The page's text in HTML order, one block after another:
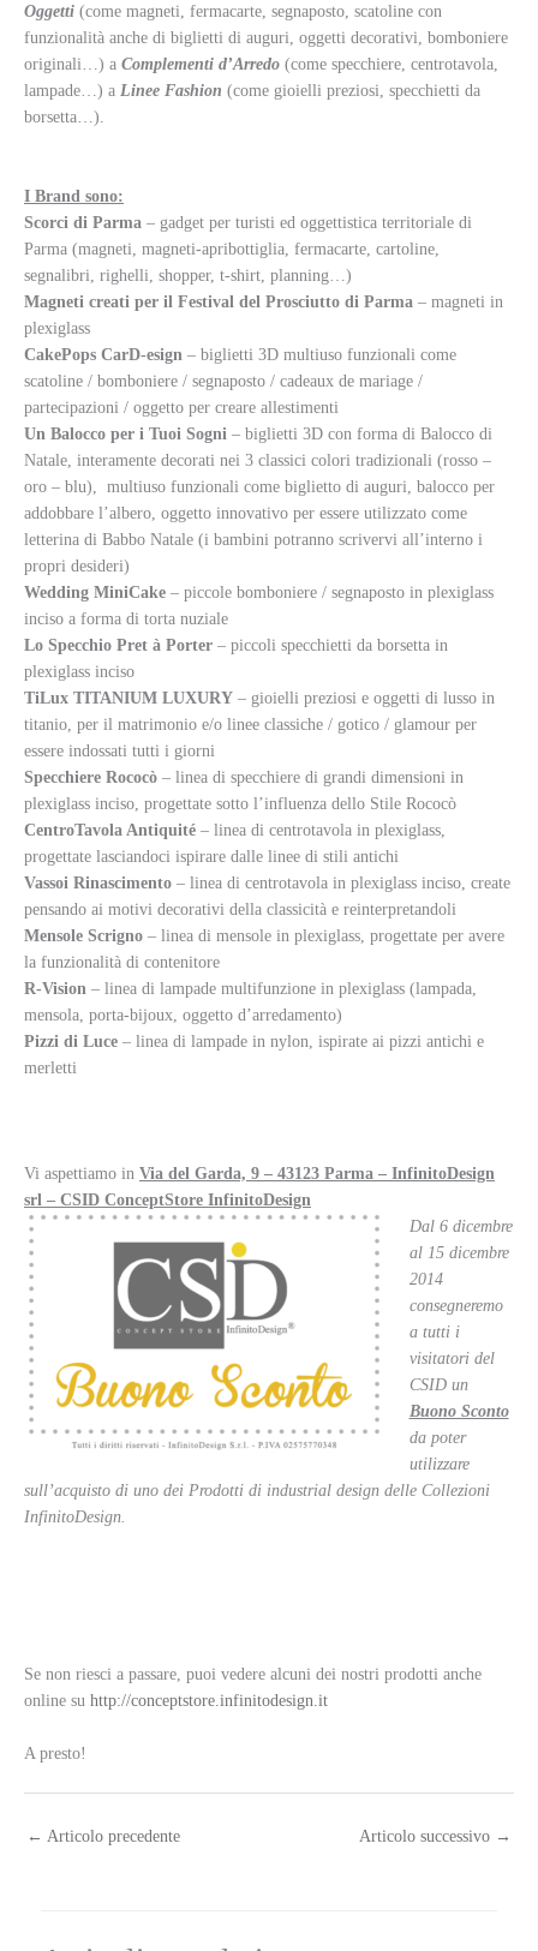
Oggetti (come magneti, fermacarte, segnaposto, scatoline con
funzionalità anche di biglietti di auguri, oggetti decorativi, bomboniere
originali…) a Complementi d’Arredo (come specchiere, centrotavola,
lampade…) a Linee Fashion (come gioielli preziosi, specchietti da
borsetta…).
I Brand sono:
Scorci di Parma – gadget per turisti ed oggettistica territoriale di
Parma (magneti, magneti-apribottiglia, fermacarte, cartoline,
segnalibri, righelli, shopper, t-shirt, planning…)
Magneti creati per il Festival del Prosciutto di Parma – magneti in
plexiglass
CakePops CarD-esign – biglietti 3D multiuso funzionali come
scatoline / bomboniere / segnaposto / cadeaux de mariage /
partecipazioni / oggetto per creare allestimenti
Un Balocco per i Tuoi Sogni – biglietti 3D con forma di Balocco di
Natale, interamente decorati nei 3 classici colori tradizionali (rosso –
oro – blu), multiuso funzionali come biglietto di auguri, balocco per
addobbare l’albero, oggetto innovativo per essere utilizzato come
letterina di Babbo Natale (i bambini potranno scrivervi all’interno i
propri desideri)
Wedding MiniCake – piccole bomboniere / segnaposto in plexiglass
inciso a forma di torta nuziale
Lo Specchio Pret à Porter – piccoli specchietti da borsetta in
plexiglass inciso
TiLux TITANIUM LUXURY – gioielli preziosi e oggetti di lusso in
titanio, per il matrimonio e/o linee classiche / gotico / glamour per
essere indossati tutti i giorni
Specchiere Rococò – linea di specchiere di grandi dimensioni in
plexiglass inciso, progettate sotto l’influenza dello Stile Rococò
CentroTavola Antiquité – linea di centrotavola in plexiglass,
progettate lasciandoci ispirare dalle linee di stili antichi
Vassoi Rinascimento – linea di centrotavola in plexiglass inciso, create
pensando ai motivi decorativi della classicità e reinterpretandoli
Mensole Scrigno – linea di mensole in plexiglass, progettate per avere
la funzionalità di contenitore
R-Vision – linea di lampade multifunzione in plexiglass (lampada,
mensola, porta-bijoux, oggetto d’arredamento)
Pizzi di Luce – linea di lampade in nylon, ispirate ai pizzi antichi e
merletti
Vi aspettiamo in Via del Garda, 9 – 43123 Parma – InfinitoDesign
srl – CSID ConceptStore InfinitoDesign
Dal 6 dicembre
al 15 dicembre
2014
consegneremo
a tutti i
visitatori del
CSID un
Buono Sconto
da poter
utilizzare
sull’acquisto di uno dei Prodotti di industrial design delle Collezioni
InfinitoDesign.
Se non riesci a passare, puoi vedere alcuni dei nostri prodotti anche
online su http://conceptstore.infinitodesign.it
A presto!
← Articolo precedente Articolo successivo →